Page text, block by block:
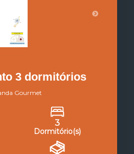
3 dormitórios
Gourmet
3
Dormitório(s)